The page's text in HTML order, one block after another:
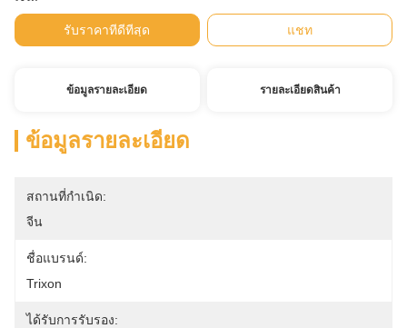
รับราคาที่ดีที่สุด แชท
ข้อมูลรายละเอียด รายละเอียดสินค้า
ข้อมูลรายละเอียด
สถานที่กำเนิด:
จีน
ชื่อแบรนด์:
Trixon
ได้รับการรับรอง: